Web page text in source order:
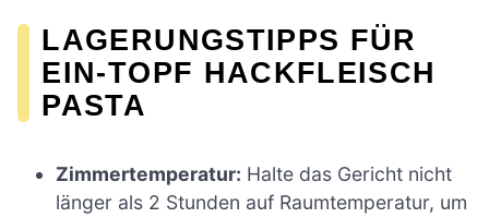
LAGERUNGSTIPPS FÜR
EIN-TOPF HACKFLEISCH
PASTA
Zimmertemperatur: Halte das Gericht nicht
länger als 2 Stunden auf Raumtemperatur, um